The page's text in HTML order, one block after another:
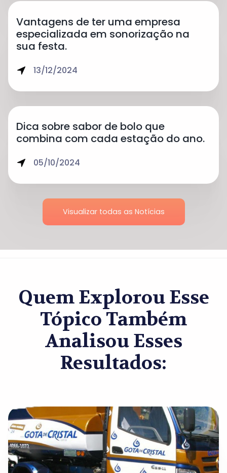
Vantagens de ter uma empresa
especializada em sonorização na
sua festa.
13/12/2024
Dica sobre sabor de bolo que
combina com cada estação do ano.
05/10/2024
Visualizar todas as Notícias
Quem Explorou Esse
Tópico Também
Analisou Esses
Resultados: